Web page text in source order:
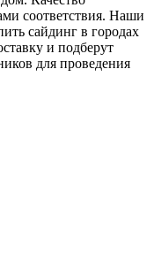
соответствия. Наши
сайдинг в городах
и подберут
для проведения